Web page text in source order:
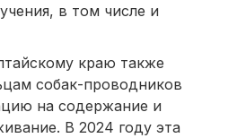
в том числе и
краю также
собак-проводников
на содержание и
В 2024 году эта